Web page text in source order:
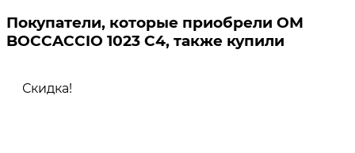
Покупатели, которые приобрели ОМ
BOCCACCIO 1023 C4, также купили
Скидка!